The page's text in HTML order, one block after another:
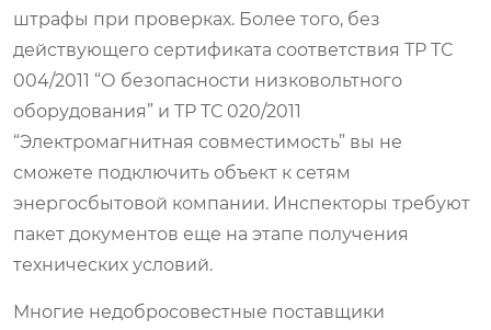
штрафы при проверках. Более того, без
действующего сертификата соответствия ТР ТС
004/2011 “О безопасности низковольтного
оборудования” и ТР ТС 020/2011
“Электромагнитная совместимость” вы не
сможете подключить объект к сетям
энергосбытовой компании. Инспекторы требуют
пакет документов еще на этапе получения
технических условий.
Многие недобросовестные поставщики